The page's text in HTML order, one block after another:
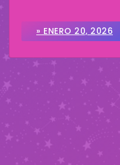
» ENERO 20, 2026